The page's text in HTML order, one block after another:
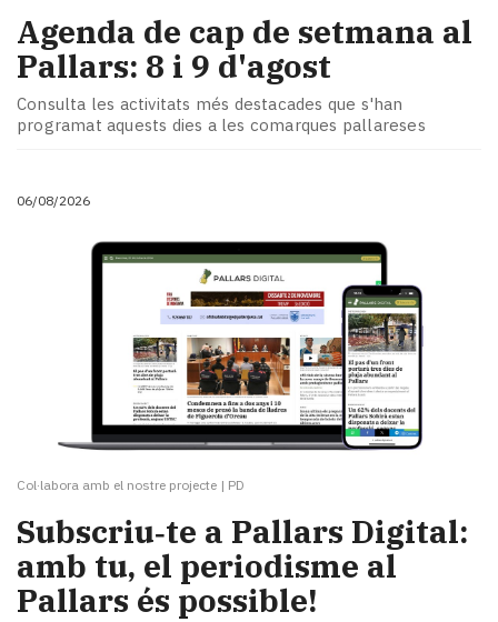
Agenda de cap de setmana al
Pallars: 8 i 9 d'agost
Consulta les activitats més destacades que s'han
programat aquests dies a les comarques pallareses
06/08/2026
Col·labora amb el nostre projecte | PD
Subscriu‑te a Pallars Digital:
amb tu, el periodisme al
Pallars és possible!